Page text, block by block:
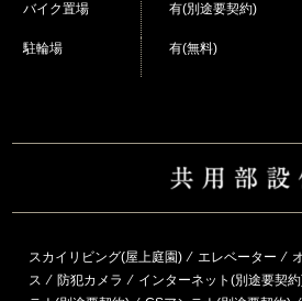
バイク置場 有(別途要契約)
駐輪場 有(無料)
スカイリビング(屋上庭園) ⁄ エレベーター ⁄
ス ⁄ 防犯カメラ ⁄ インターネット(別途要契